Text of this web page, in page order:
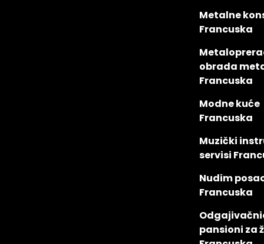
Metalne
Francuska
obrada
Francuska
Modne kuće
Francuska
Muzički
servisi
Nudim
Francuska
pansioni za